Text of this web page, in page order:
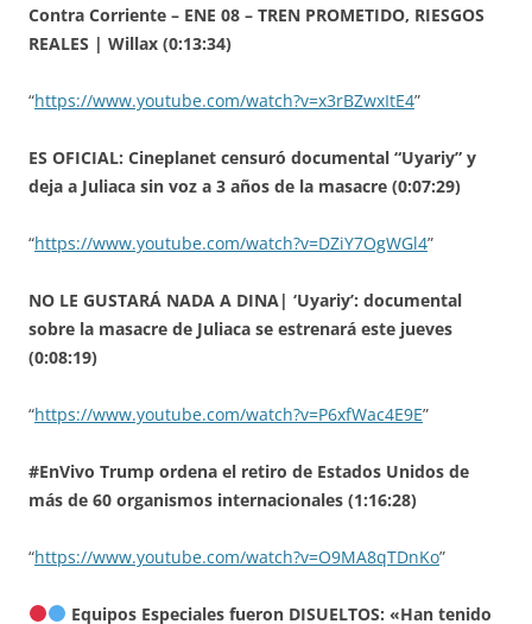
Contra Corriente – ENE 08 – TREN PROMETIDO, RIESGOS
REALES | Willax (0:13:34)
“https://www.youtube.com/watch?v=x3rBZwxItE4”
ES OFICIAL: Cineplanet censuró documental “Uyariy” y
deja a Juliaca sin voz a 3 años de la masacre (0:07:29)
“https://www.youtube.com/watch?v=DZiY7OgWGl4”
NO LE GUSTARÁ NADA A DINA| ‘Uyariy’: documental
sobre la masacre de Juliaca se estrenará este jueves
(0:08:19)
“https://www.youtube.com/watch?v=P6xfWac4E9E”
#EnVivo Trump ordena el retiro de Estados Unidos de
más de 60 organismos internacionales (1:16:28)
“https://www.youtube.com/watch?v=O9MA8qTDnKo”
Equipos Especiales fueron DISUELTOS: «Han tenido